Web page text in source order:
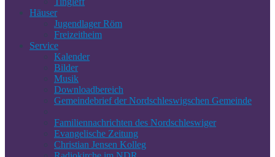
Häuser
Jugendlager Röm
Freizeitheim
Service
Kalender
Bilder
Musik
Downloadbereich
Gemeindebrief der Nordschleswigschen Gemeinde
Familiennachrichten des Nordschleswiger
Evangelische Zeitung
Christian Jensen Kolleg